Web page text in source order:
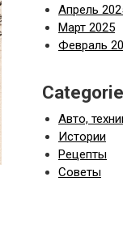
Апрель
Март 2025
Февраль
Авто,
Истории
Рецепты
Советы